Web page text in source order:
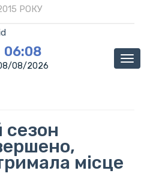
РОКУ
06:08
08/2026
місце